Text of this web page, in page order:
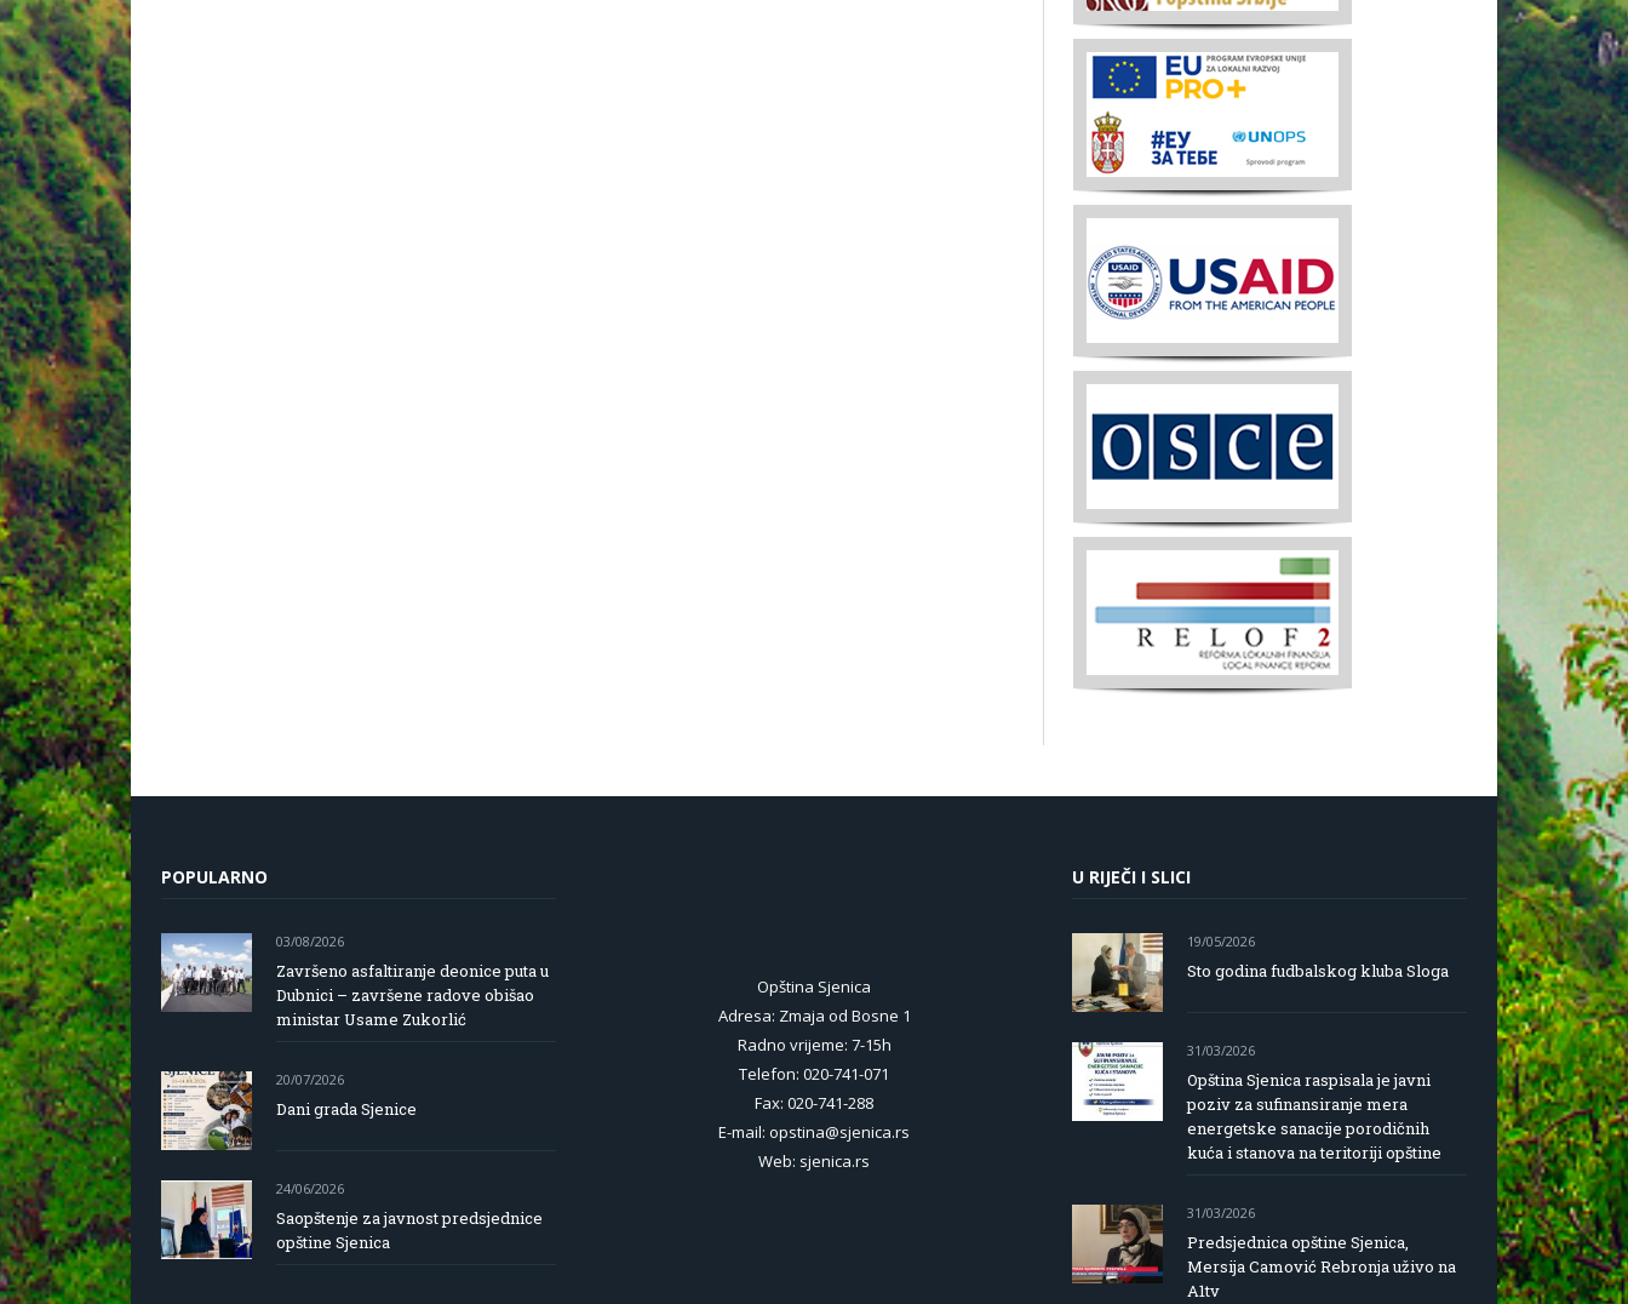
POPULARNO
03/08/2026
Završeno asfaltiranje deonice puta u
Dubnici – završene radove obišao
ministar Usame Zukorlić
20/07/2026
Dani grada Sjenice
24/06/2026
Saopštenje za javnost predsjednice
opštine Sjenica
Opština Sjenica
Adresa: Zmaja od Bosne 1
Radno vrijeme: 7-15h
Telefon: 020-741-071
Fax: 020-741-288
E-mail: opstina@sjenica.rs
Web: sjenica.rs
U RIJEČI I SLICI
19/05/2026
Sto godina fudbalskog kluba Sloga
31/03/2026
Opština Sjenica raspisala je javni
poziv za sufinansiranje mera
energetske sanacije porodičnih
kuća i stanova na teritoriji opštine
31/03/2026
Predsjednica opštine Sjenica,
Mersija Camović Rebronja uživo na
A1tv